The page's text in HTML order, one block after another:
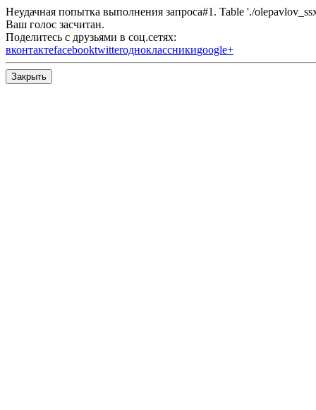
Неудачная попытка выполнения запроса#1. Table './
Ваш голос засчитан.
Поделитесь с друзьями в соц.сетях:
вконтактеfacebooktwitterодноклассникиgoogle+